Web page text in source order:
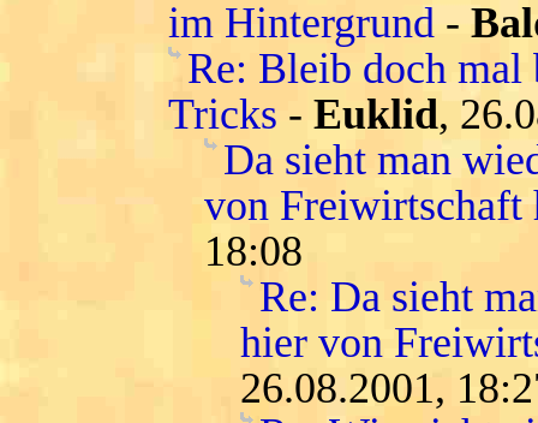
im Hintergrund -
Re: Bleib doch mal
Tricks - Euklid,
Da sieht man
von Freiwirtschaft
18:08
Re: Da sieht
hier von
26.08.2001,